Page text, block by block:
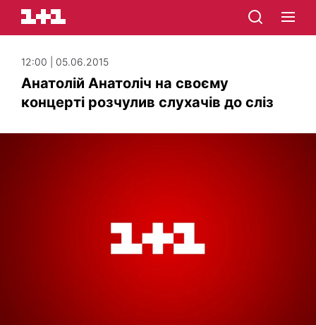
12:00 | 05.06.2015
Анатолій Анатоліч на своєму
концерті розчулив слухачів до сліз